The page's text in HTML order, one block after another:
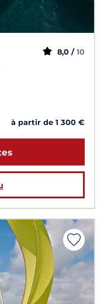
8,0 / 10
à partir de 1 300 €